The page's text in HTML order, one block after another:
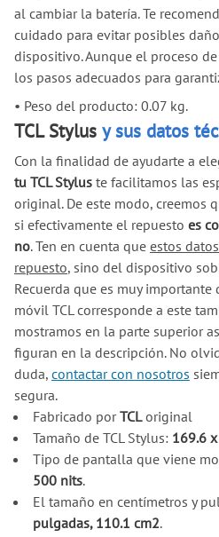
al cambiar la batería. Te
cuidado para evitar posibles
dispositivo. Aunque el proceso
los pasos adecuados para
• Peso del producto: 0.07 kg.
TCL Stylus y sus datos
Con la finalidad de ayudarte a
tu TCL Stylus te facilitamos las
original. De este modo, creemos
si efectivamente el repuesto es
no. Ten en cuenta que estos
repuesto, sino del dispositivo
Recuerda que es muy importante
móvil TCL corresponde a este
mostramos en la parte superior
figuran en la descripción. No
duda, contactar con nosotros
segura.
Fabricado porTCLoriginal
Tamaño de TCL Stylus: 169.6
Tipo de pantalla que viene
500 nits.
El tamaño en centímetros y
pulgadas, 110.1 cm2.